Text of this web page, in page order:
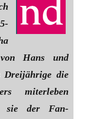
Hans und
Dreijährige die
miterleben
sie der Fan-